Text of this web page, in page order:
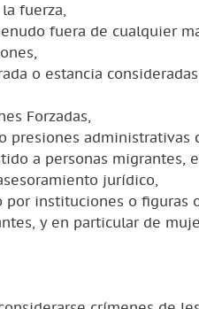
fuerza,
fuera de cualquier
o estancia consideradas
Forzadas,
presiones administrativas
a personas migrantes,
jurídico,
por instituciones o figuras
y en particular de